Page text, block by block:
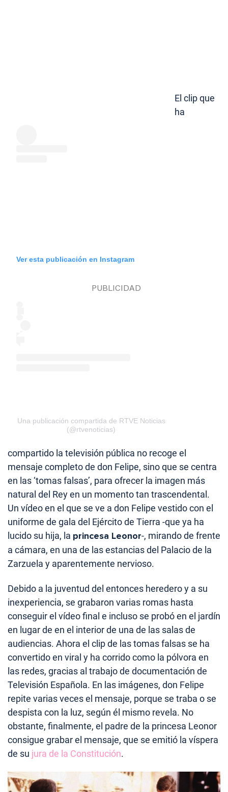
Ver esta publicación en Instagram
Una publicación compartida de RTVE Noticias
(@rtvenoticias)
El clip que
ha
compartido la televisión pública no recoge el
mensaje completo de don Felipe, sino que se centra
en las ‘tomas falsas’, para ofrecer la imagen más
natural del Rey en un momento tan trascendental.
Un vídeo en el que se ve a don Felipe vestido con el
uniforme de gala del Ejército de Tierra -que ya ha
lucido su hija, la princesa Leonor-, mirando de frente
a cámara, en una de las estancias del Palacio de la
Zarzuela y aparentemente nervioso.
Debido a la juventud del entonces heredero y a su
inexperiencia, se grabaron varias romas hasta
conseguir el vídeo final e incluso se probó en el jardín
en lugar de en el interior de una de las salas de
audiencias. Ahora el clip de las tomas falsas se ha
convertido en viral y ha corrido como la pólvora en
las redes, gracias al trabajo de documentación de
Televisión Española. En las imágenes, don Felipe
repite varias veces el mensaje, porque se traba o se
despista con la luz, según él mismo revela. No
obstante, finalmente, el padre de la princesa Leonor
consigue grabar el mensaje, que se emitió la víspera
de su jura de la Constitución.